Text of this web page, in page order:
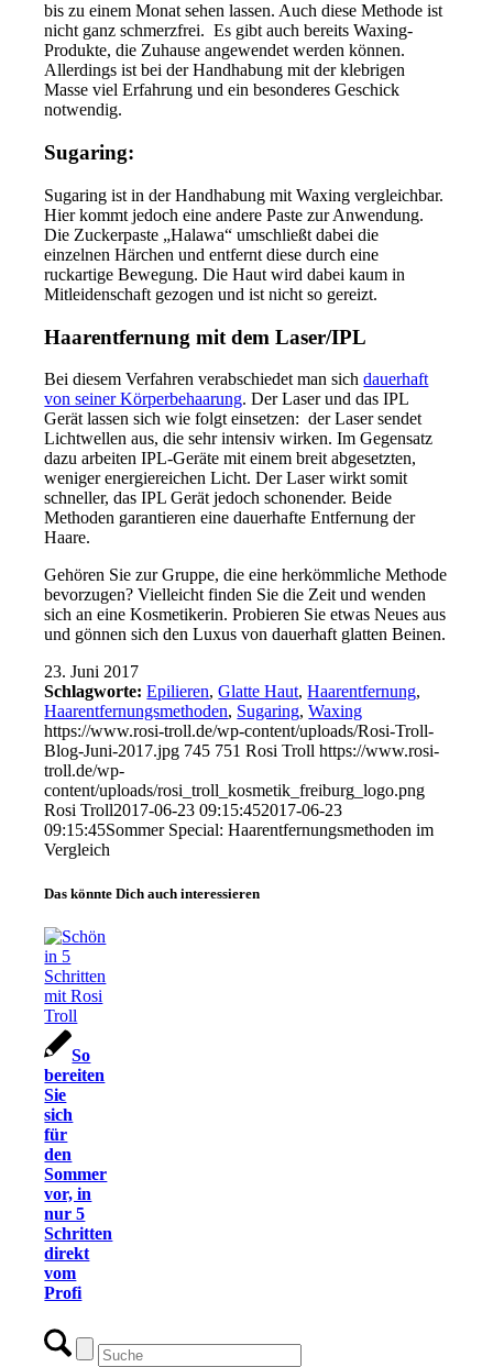
bis zu einem Monat sehen lassen. Auch diese Methode ist
nicht ganz schmerzfrei. Es gibt auch bereits Waxing-
Produkte, die Zuhause angewendet werden können.
Allerdings ist bei der Handhabung mit der klebrigen
Masse viel Erfahrung und ein besonderes Geschick
notwendig.
Sugaring:
Sugaring ist in der Handhabung mit Waxing vergleichbar.
Hier kommt jedoch eine andere Paste zur Anwendung.
Die Zuckerpaste „Halawa“ umschließt dabei die
einzelnen Härchen und entfernt diese durch eine
ruckartige Bewegung. Die Haut wird dabei kaum in
Mitleidenschaft gezogen und ist nicht so gereizt.
Haarentfernung mit dem Laser/IPL
Bei diesem Verfahren verabschiedet man sichdauerhaft
von seiner Körperbehaarung. Der Laser und das IPL
Gerät lassen sich wie folgt einsetzen: der Laser sendet
Lichtwellen aus, die sehr intensiv wirken. Im Gegensatz
dazu arbeiten IPL-Geräte mit einem breit abgesetzten,
weniger energiereichen Licht. Der Laser wirkt somit
schneller, das IPL Gerät jedoch schonender. Beide
Methoden garantieren eine dauerhafte Entfernung der
Haare.
Gehören Sie zur Gruppe, die eine herkömmliche Methode
bevorzugen? Vielleicht finden Sie die Zeit und wenden
sich an eine Kosmetikerin. Probieren Sie etwas Neues aus
und gönnen sich den Luxus von dauerhaft glatten Beinen.
23. Juni 2017
Schlagworte: Epilieren,Glatte Haut,Haarentfernung,
Haarentfernungsmethoden, Sugaring,Waxing
https://www.rosi-troll.de/wp-content/uploads/Rosi-Troll-
Blog-Juni-2017.jpg 745 751 Rosi Troll https://www.rosi-
troll.de/wp-
content/uploads/rosi_troll_kosmetik_freiburg_logo.png
Rosi Troll2017-06-23 09:15:452017-06-23
09:15:45Sommer Special: Haarentfernungsmethoden im
Vergleich
Das könnte Dich auch interessieren
So
bereiten
Sie
sich
für
den
Sommer
vor, in
nur 5
Schritten
direkt
vom
Profi